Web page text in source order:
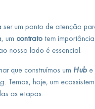
ser um ponto de atenção
um contrato tem
nosso lado é essencial.
que construímos um Hub e
Temos, hoje, um
as etapas.